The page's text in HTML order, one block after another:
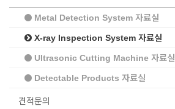
Metal Detection System 자료실
X-ray Inspection System 자료실
Ultrasonic Cutting Machine 자료실
Detectable Products 자료실
견적문의